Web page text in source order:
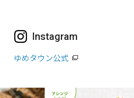
Instagram
ゆめタウン公式